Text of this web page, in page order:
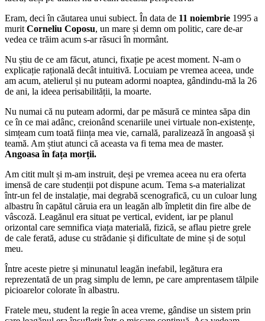
Eram, deci în căutarea unui subiect. În data de 11 noiembrie 1995 a
murit Corneliu Coposu, un mare și demn om politic, care de-ar
vedea ce trăim acum s-ar răsuci în mormânt.
Nu știu de ce am făcut, atunci, fixație pe acest moment. N-am o
explicație rațională decât intuitivă. Locuiam pe vremea aceea, unde
am acum, atelierul și nu puteam adormi noaptea, gândindu-mă la 26
de ani, la ideea perisabilității, la moarte.
Nu numai că nu puteam adormi, dar pe măsură ce mintea săpa din
ce în ce mai adânc, creionând scenariile unei virtuale non-existențe,
simțeam cum toată ființa mea vie, carnală, paralizează în angoasă și
teamă. Am știut atunci că aceasta va fi tema mea de master.
Angoasa în fața morții.
Am citit mult și m-am instruit, deși pe vremea aceea nu era oferta
imensă de care studenții pot dispune acum. Tema s-a materializat
într-un fel de instalație, mai degrabă scenografică, cu un culoar lung
albastru în capătul căruia era un leagăn alb împletit din fire albe de
vâscoză. Leagănul era situat pe vertical, evident, iar pe planul
orizontal care semnifica viața materială, fizică, se aflau pietre grele
de cale ferată, aduse cu strădanie și dificultate de mine și de soțul
meu.
Între aceste pietre și minunatul leagăn inefabil, legătura era
reprezentată de un prag simplu de lemn, pe care amprentasem tălpile
picioarelor colorate în albastru.
Fratele meu, student la regie în acea vreme, gândise un sistem prin